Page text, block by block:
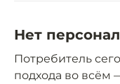
Нет
Потребитель
подхода во всём